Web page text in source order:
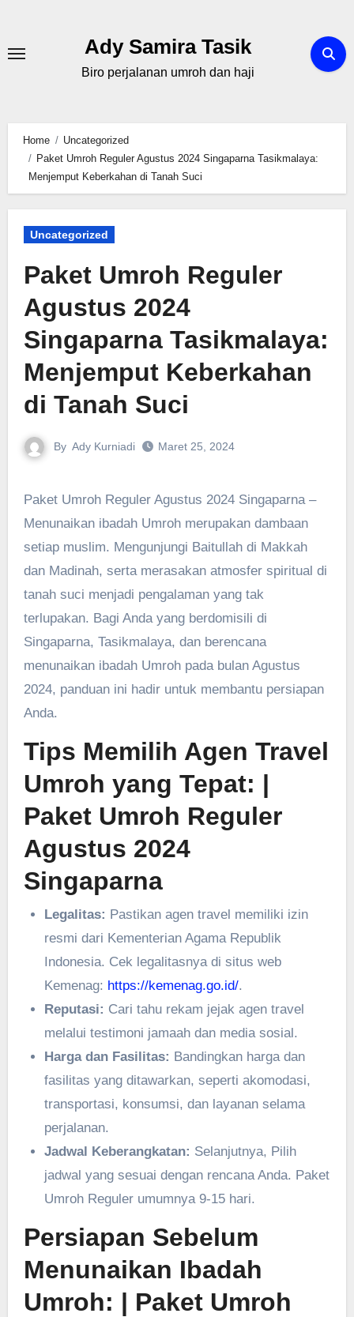
content
Ady Samira Tasik
Biro perjalanan umroh dan haji
Home
Uncategorized
Paket Umroh Reguler Agustus 2024 Singaparna Tasikmalaya:
Menjemput Keberkahan di Tanah Suci
Uncategorized
Paket Umroh Reguler
Agustus 2024
Singaparna Tasikmalaya:
Menjemput Keberkahan
di Tanah Suci
By Ady Kurniadi Maret 25, 2024
Paket Umroh Reguler Agustus 2024 Singaparna –
Menunaikan ibadah Umroh merupakan dambaan
setiap muslim. Mengunjungi Baitullah di Makkah
dan Madinah, serta merasakan atmosfer spiritual di
tanah suci menjadi pengalaman yang tak
terlupakan. Bagi Anda yang berdomisili di
Singaparna, Tasikmalaya, dan berencana
menunaikan ibadah Umroh pada bulan Agustus
2024, panduan ini hadir untuk membantu persiapan
Anda.
Tips Memilih Agen Travel
Umroh yang Tepat: |
Paket Umroh Reguler
Agustus 2024
Singaparna
Legalitas: Pastikan agen travel memiliki izin
resmi dari Kementerian Agama Republik
Indonesia. Cek legalitasnya di situs web
Kemenag: https://kemenag.go.id/.
Reputasi: Cari tahu rekam jejak agen travel
melalui testimoni jamaah dan media sosial.
Harga dan Fasilitas: Bandingkan harga dan
fasilitas yang ditawarkan, seperti akomodasi,
transportasi, konsumsi, dan layanan selama
perjalanan.
Jadwal Keberangkatan: Selanjutnya, Pilih
jadwal yang sesuai dengan rencana Anda. Paket
Umroh Reguler umumnya 9-15 hari.
Persiapan Sebelum
Menunaikan Ibadah
Umroh: | Paket Umroh